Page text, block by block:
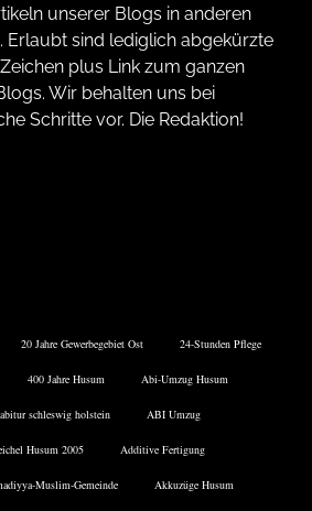
unserer Blogs in anderen
Erlaubt sind lediglich abgekürzte
plus Link zum ganzen
Wir behalten uns bei
Schritte vor. Die Redaktion!
20 Jahre Gewerbegebiet Ost 24-Stunden Pflege
400 Jahre Husum Abi-Umzug Husum
abitur schleswig holstein ABI Umzug
Husum 2005 Additive Fertigung
Muslim-Gemeinde Akkuzüge Husum